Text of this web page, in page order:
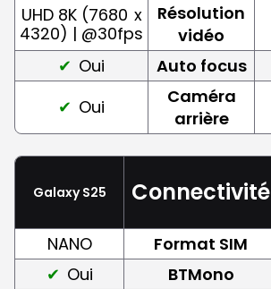
UHD 8K (7680 x
4320) | @30fps
Résolution
vidéo
Oui
Auto focus
Oui
Caméra
arrière
Galaxy S25 Connectivité
NANO Format SIM
Oui
BTMono